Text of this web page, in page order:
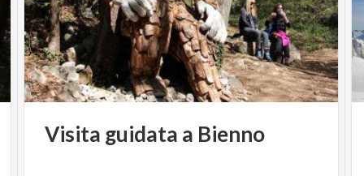
Visita guidata a Bienno